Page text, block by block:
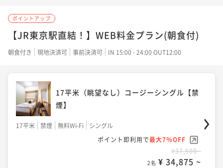
20平米 禁煙 無料Wi-Fi
ダブル
2名 ¥ 33,698 ~
-UTSUROI- 18平米 スタンダードクイーン
18平米 禁煙 無料Wi-Fi
シングル
ポイント即利用で
¥36,500~
20平米 （眺望なし）デラックスコージーク
イーン【禁煙】
ダブル
最大7％OFF
ポイントアップ
【JR東京駅直結！】WEB料金プラン(朝食付)
朝食付き 現地決済可 事前決済可 IN 15:00 - 24:00 OUT12:00
17平米（眺望なし）コージーシングル【禁
煙】
17平米 禁煙 無料Wi-Fi
シングル
ポイント即利用で最大7％OFF
¥37,500~
2名 ¥ 34,875 ~